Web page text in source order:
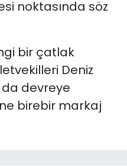
noktasında söz
bir çatlak
Deniz
devreye
birebir markaj